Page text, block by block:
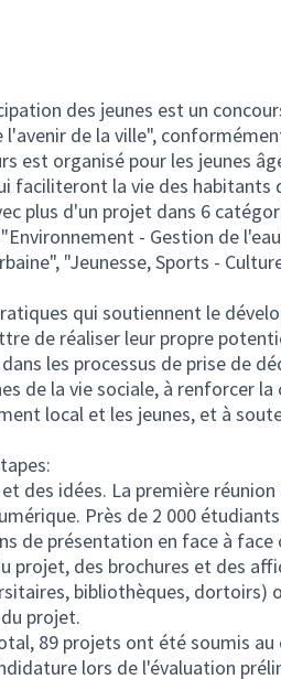
des jeunes est un
de la ville",
est organisé pour les jeunes
faciliteront la vie des habitants
plus d'un projet dans 6
- Gestion de
"Jeunesse, Sports -
qui soutiennent le
de réaliser leur propre
les processus de prise de
de la vie sociale, à renforcer
local et les jeunes, et à
des idées. La première
Près de 2 000
de présentation en face à
projet, des brochures et des
bibliothèques, dortoirs)
projet.
89 projets ont été soumis
lors de l'évaluation